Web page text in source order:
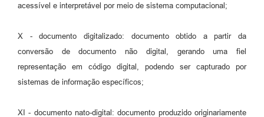
acessível e interpretável por meio de sistema computacional;
X - documento digitalizado: documento obtido a partir da
conversão de documento não digital, gerando uma fiel
representação em código digital, podendo ser capturado por
sistemas de informação específicos;
XI - documento nato-digital: documento produzido originariamente